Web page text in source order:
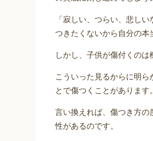
「寂しい、つらい、悲し
つきたくないから自分の本
しかし、子供が傷付くのは
こういった見るからに明
とで傷つくことがあります。
言い換えれば、傷つき方
性があるのです。